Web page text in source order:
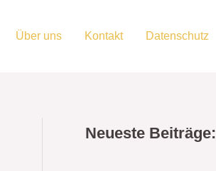
Über uns Kontakt Datenschutz
Neueste Beiträge: